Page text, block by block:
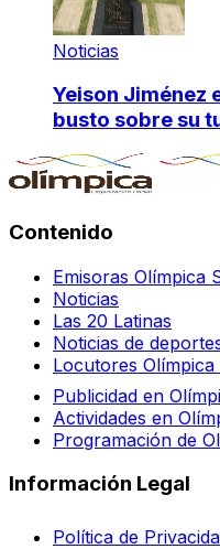
Noticias
Yeison Jiménez
busto sobre su
Contenido
Emisoras Olímpica
Noticias
Las 20 Latinas
Noticias de
Locutores Olímpica
Publicidad en
Actividades en
Programación de
Información Legal
Política de